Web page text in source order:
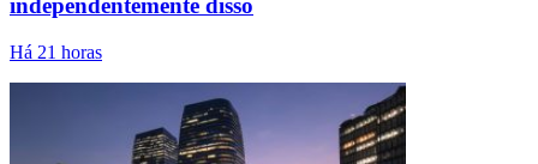
independentemente disso
Há 21 horas